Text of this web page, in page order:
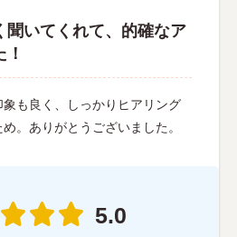
聞いてくれて、的確なア
も良く、しっかりヒアリング
。ありがとうございました。
5.0